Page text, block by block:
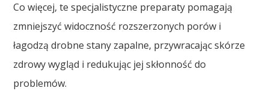
Co więcej, te specjalistyczne preparaty pomagają
zmniejszyć widoczność rozszerzonych porów i
łagodzą drobne stany zapalne, przywracając skórze
zdrowy wygląd i redukując jej skłonność do
problemów.